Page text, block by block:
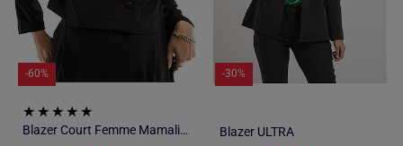
-60%
Blazer Court Femme Mamalicious
-30%
Blazer ULTRA